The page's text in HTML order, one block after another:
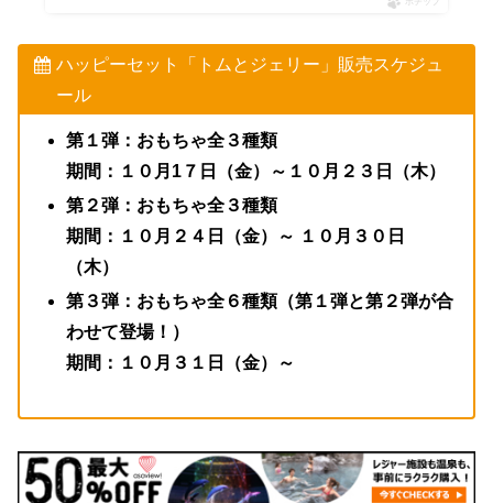
ハッピーセット「トムとジェリー」販売スケジュ
ール
第１弾：おもちゃ全３種類
期間：１０月1７日（金）～１０月２３日（木）
第２弾：おもちゃ全３種類
期間：１０月２４日（金）～ １０月３０日
（木）
第３弾：おもちゃ全６種類（第１弾と第２弾が合
わせて登場！）
期間：１０月３１日（金）～